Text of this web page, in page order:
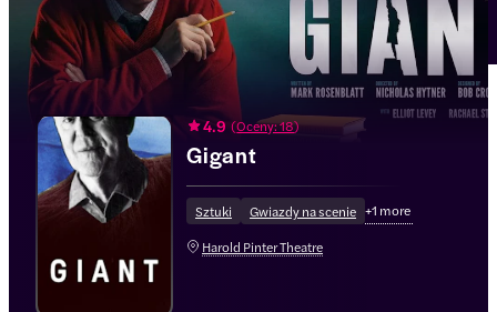
4.9 (Oceny: 18)
Gigant
Sztuki Gwiazdy na scenie +1 more
Harold Pinter Theatre